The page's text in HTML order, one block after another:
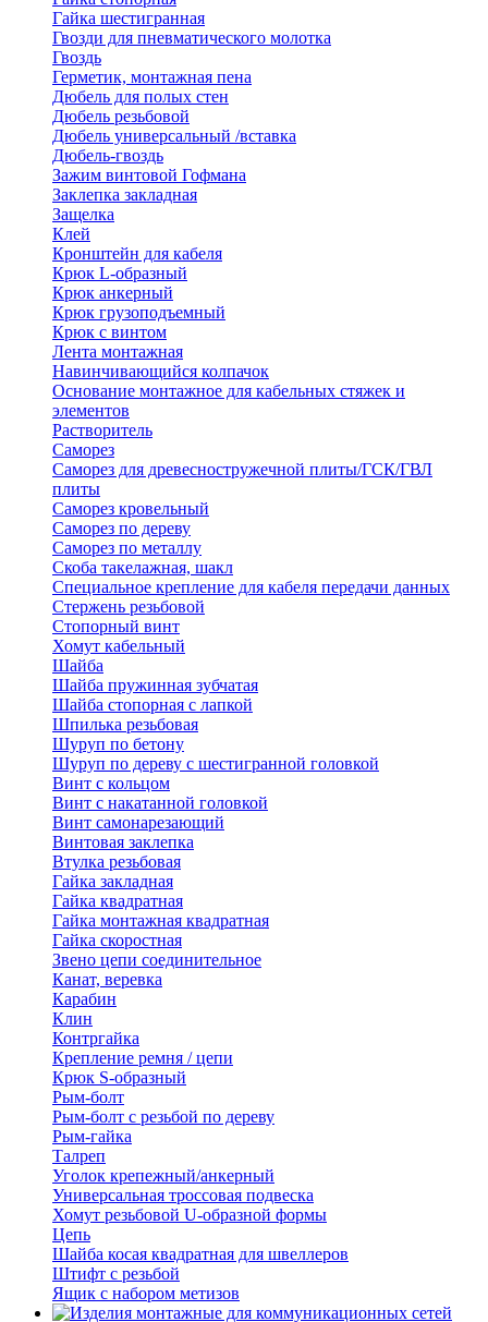
Гайка шестигранная
Гвозди для пневматического молотка
Гвоздь
Герметик, монтажная пена
Дюбель для полых стен
Дюбель резьбовой
Дюбель универсальный /вставка
Дюбель-гвоздь
Зажим винтовой Гофмана
Заклепка закладная
Защелка
Клей
Кронштейн для кабеля
Крюк L-образный
Крюк анкерный
Крюк грузоподъемный
Крюк с винтом
Лента монтажная
Навинчивающийся колпачок
Основание монтажное для кабельных стяжек и
элементов
Растворитель
Саморез
Саморез для древесностружечной плиты/ГСК/ГВЛ
плиты
Саморез кровельный
Саморез по дереву
Саморез по металлу
Скоба такелажная, шакл
Специальное крепление для кабеля передачи данных
Стержень резьбовой
Стопорный винт
Хомут кабельный
Шайба
Шайба пружинная зубчатая
Шайба стопорная с лапкой
Шпилька резьбовая
Шуруп по бетону
Шуруп по дереву с шестигранной головкой
Винт с кольцом
Винт с накатанной головкой
Винт самонарезающий
Винтовая заклепка
Втулка резьбовая
Гайка закладная
Гайка квадратная
Гайка монтажная квадратная
Гайка скоростная
Звено цепи соединительное
Канат, веревка
Карабин
Клин
Контргайка
Крепление ремня / цепи
Крюк S-образный
Рым-болт
Рым-болт с резьбой по дереву
Рым-гайка
Талреп
Уголок крепежный/анкерный
Универсальная троссовая подвеска
Хомут резьбовой U-образной формы
Цепь
Шайба косая квадратная для швеллеров
Штифт с резьбой
Ящик с набором метизов